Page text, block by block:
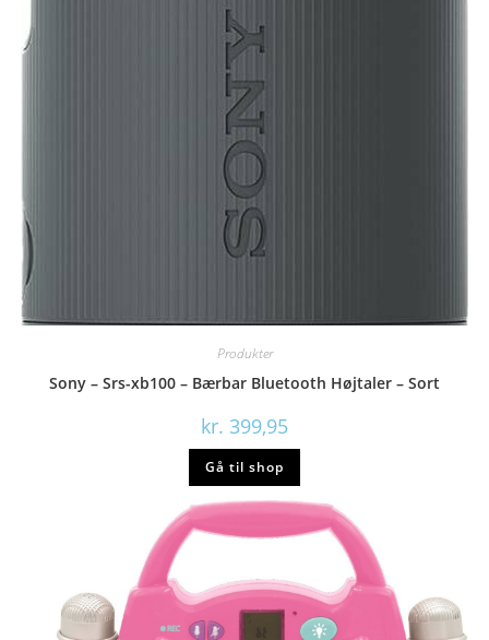
Produkter
Sony – Srs-xb100 – Bærbar Bluetooth Højtaler – Sort
kr. 399,95
Gå til shop